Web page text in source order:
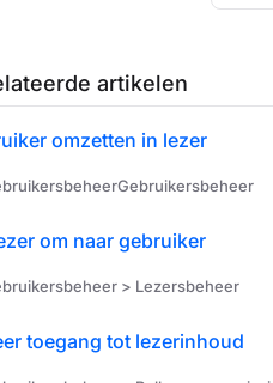
artikelen
omzetten in lezer
om naar gebruiker
> Lezersbeheer
toegang tot lezerinhoud